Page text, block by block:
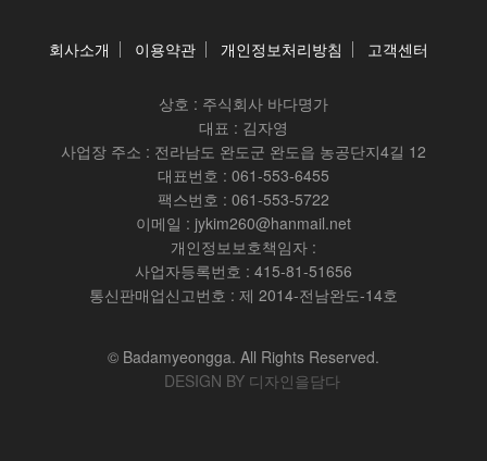
회사소개 이용약관 개인정보처리방침 고객센터
상호 : 주식회사 바다명가
대표 : 김자영
사업장 주소 : 전라남도 완도군 완도읍 농공단지4길 12
대표번호 : 061-553-6455
팩스번호 : 061-553-5722
이메일 : jykim260@hanmail.net
개인정보보호책임자 :
사업자등록번호 : 415-81-51656
통신판매업신고번호 : 제 2014-전남완도-14호
© Badamyeongga. All Rights Reserved.
DESIGN BY 디자인을담다